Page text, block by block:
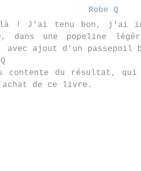
Robe Q
! J'ai tenu bon, j'ai
dans une popeline
avec ajout d'un
contente du résultat, qui
de ce livre.